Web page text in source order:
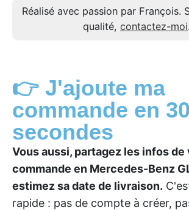
Réalisé avec passion par François.
qualité, contactez-moi.
👉 J'ajoute ma
commande en 30
secondes
Vous aussi, partagez les infos de
commande en Mercedes-Benz
estimez sa date de livraison.
rapide : pas de compte à créer,